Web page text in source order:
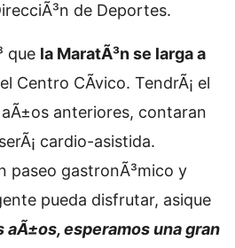
de Deportes.
que la MaratÃ³n se larga a
Centro CÃ­vico. TendrÃ¡ el
anteriores, contaran
cardio-asistida.
paseo gastronÃ³mico y
pueda disfrutar, asique
esperamos una gran